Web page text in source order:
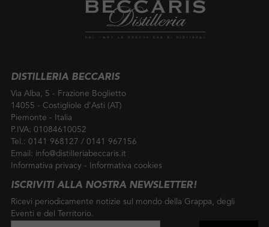
DISTILLERIA BECCARIS
Via Alba, 5 - Frazione Boglietto
14055 - Costigliole d'Asti (AT)
Piemonte - Italia
P.IVA: 01084610052
Tel.: 0141 968127 / 0141 967156
Email: info@distilleriabeccaris.it
Informativa privacy - Informativa cookies
ISCRIVITI ALLA NOSTRA NEWSLETTER!
Ricevi periodicamente notizie sul mondo della Grappa, degli
Eventi e del Territorio.